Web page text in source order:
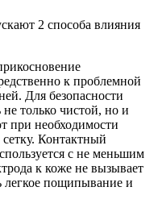
2 способа влияния
к проблемной
Для безопасности
только чистой, но и
при необходимости
Контактный
с не меньшим
к коже не вызывает
пощипывание и